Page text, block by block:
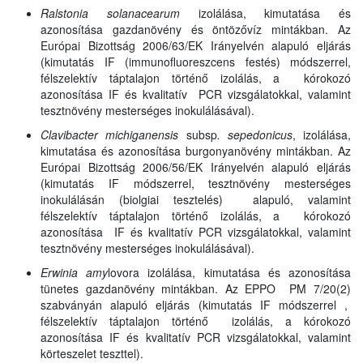
Ralstonia solanacearum izolálása, kimutatása és
azonosítása gazdanövény és öntözővíz mintákban. Az
Európai Bizottság 2006/63/EK Irányelvén alapuló eljárás
(kimutatás IF (immunofluoreszcens festés) módszerrel,
félszelektív táptalajon történő izolálás, a kórokozó
azonosítása IF és kvalitatív PCR vizsgálatokkal, valamint
tesztnövény mesterséges inokulálásával).
Clavibacter michiganensis subsp. sepedonicus, izolálása,
kimutatása és azonosítása burgonyanövény mintákban. Az
Európai Bizottság 2006/56/EK Irányelvén alapuló eljárás
(kimutatás IF módszerrel, tesztnövény mesterséges
inokulálásán (biolgiai tesztelés) alapuló, valamint
félszelektív táptalajon történő izolálás, a kórokozó
azonosítása IF és kvalitatív PCR vizsgálatokkal, valamint
tesztnövény mesterséges inokulálásával).
Erwinia amylovora izolálása, kimutatása és azonosítása
tünetes gazdanövény mintákban. Az EPPO PM 7/20(2)
szabványán alapuló eljárás (kimutatás IF módszerrel ,
félszelektív táptalajon történő izolálás, a kórokozó
azonosítása IF és kvalitatív PCR vizsgálatokkal, valamint
körteszelet teszttel).